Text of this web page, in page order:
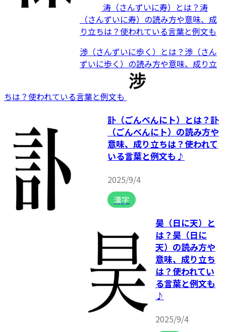
涛（さんずいに寿）とは？涛
（さんずいに寿）の読み方や意味、成
り立ちは？使われている言葉と例文も
渉（さんずいに歩く）とは？渉（さん
ずいに歩く）の読み方や意味、成り立
ちは？使われている言葉と例文も
訃（ごんべんにト）とは？訃
（ごんべんにト）の読み方や
意味、成り立ちは？使われて
いる言葉と例文も♪
2025/9/4
漢字
昊（日に天）と
は？昊（日に
天）の読み方や
意味、成り立ち
は？使われてい
る言葉と例文も
♪
2025/9/4